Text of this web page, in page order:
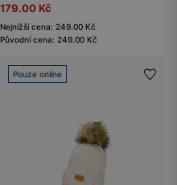
179.00 Kč
Nejnižší cena: 249.00 Kč
Původní cena: 249.00 Kč
Pouze online